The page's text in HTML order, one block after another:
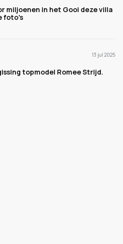
miljoenen in het Gooi deze villa
foto's
13 jul 2025
topmodel Romee Strijd.